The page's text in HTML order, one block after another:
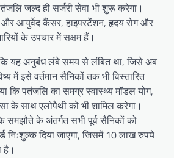
जल्द ही सर्जरी सेवा भी शुरू करेगा।
और आयुर्वेद कैंसर, हाइपरटेंशन, हृदय रोग और
के उपचार में सक्षम हैं।
यह अनुबंध लंबे समय से लंबित था, जिसे अब
में इसे वर्तमान सैनिकों तक भी विस्तारित
कि पतंजलि का समग्र स्वास्थ्य मॉडल योग,
के साथ एलोपैथी को भी शामिल करेगा।
समझौते के अंतर्गत सभी पूर्व सैनिकों को
निःशुल्क दिया जाएगा, जिसमें 10 लाख रुपये
है।